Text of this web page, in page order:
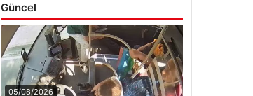
Güncel
05/08/2026